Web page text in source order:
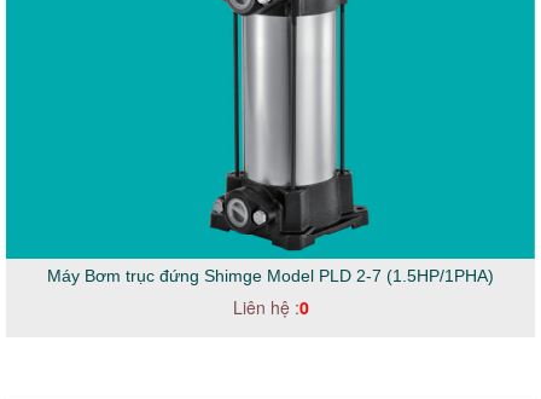
Máy Bơm trục đứng Shimge Model PLD 2-7 (1.5HP/1PHA)
Liên hệ :0